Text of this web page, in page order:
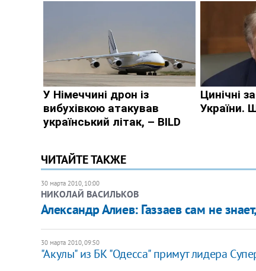
ЧИТАЙТЕ ТАКЖЕ
30 марта 2010, 10:00
НИКОЛАЙ ВАСИЛЬКОВ
Александр Алиев: Газзаев сам не
30 марта 2010, 09:50
"Акулы" из БК "Одесса" примут лидера